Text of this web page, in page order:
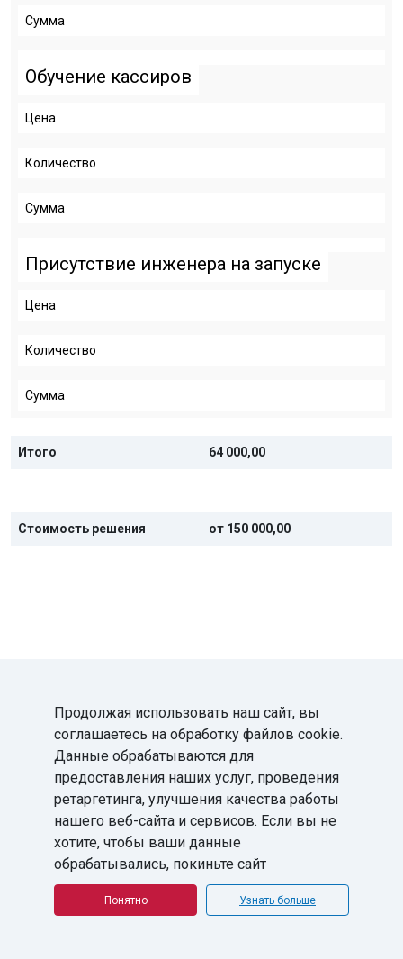
Сумма
Обучение кассиров
Цена
Количество
Сумма
Присутствие инженера на запуске
Цена
Количество
Сумма
Итого 64 000,00
Стоимость решения от 150 000,00
Остались
вопросы?
Оставьте ваши
контакты и мы вам
перезвоним
Продолжая использовать наш сайт, вы
соглашаетесь на обработку файлов cookie.
Данные обрабатываются для
предоставления наших услуг, проведения
ретаргетинга, улучшения качества работы
нашего веб-сайта и сервисов. Если вы не
хотите, чтобы ваши данные
обрабатывались, покиньте сайт
Понятно Узнать больше